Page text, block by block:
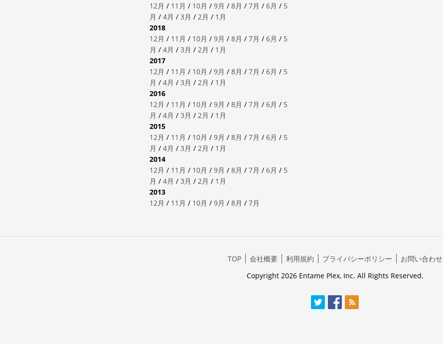
12月 / 11月 / 10月 / 9月 / 8月 / 7月 / 6月 / 5
月 / 4月 / 3月 / 2月 / 1月
2018
12月 / 11月 / 10月 / 9月 / 8月 / 7月 / 6月 / 5
月 / 4月 / 3月 / 2月 / 1月
2017
12月 / 11月 / 10月 / 9月 / 8月 / 7月 / 6月 / 5
月 / 4月 / 3月 / 2月 / 1月
2016
12月 / 11月 / 10月 / 9月 / 8月 / 7月 / 6月 / 5
月 / 4月 / 3月 / 2月 / 1月
2015
12月 / 11月 / 10月 / 9月 / 8月 / 7月 / 6月 / 5
月 / 4月 / 3月 / 2月 / 1月
2014
12月 / 11月 / 10月 / 9月 / 8月 / 7月 / 6月 / 5
月 / 4月 / 3月 / 2月 / 1月
2013
12月 / 11月 / 10月 / 9月 / 8月 / 7月
TOP 会社概要 利用規約 プライバシーポリシー
お問い合わせ
Copyright 2026 Entame Plex, Inc. All Rights Reserved.